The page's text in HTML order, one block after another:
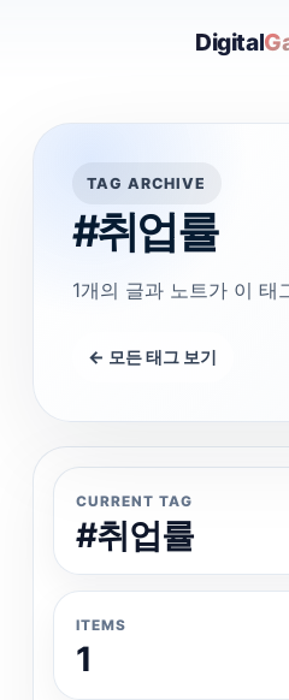
Digital
TAG ARCHIVE
#취업률
1개의 글과 노트가 이 태
← 모든 태그 보기
CURRENT TAG
#취업률
ITEMS
1